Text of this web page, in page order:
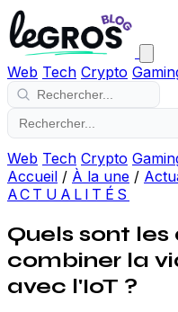
Web Tech Crypto
Web Tech Crypto
Accueil / À la une /
ACTUALITÉS
Quels sont
combiner la
avec l'IoT ?